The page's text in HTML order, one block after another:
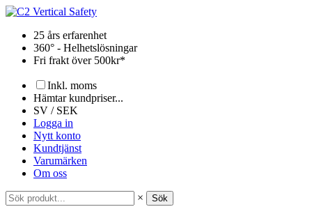
Hoppa
innehåll25 års erfarenhet
360° - Helhetslösningar
Fri frakt över 500kr*
Inkl. moms
Hämtar kundpriser...
SV / SEK
Logga in
Nytt konto
Kundtjänst
Varumärken
Om oss
× Sök